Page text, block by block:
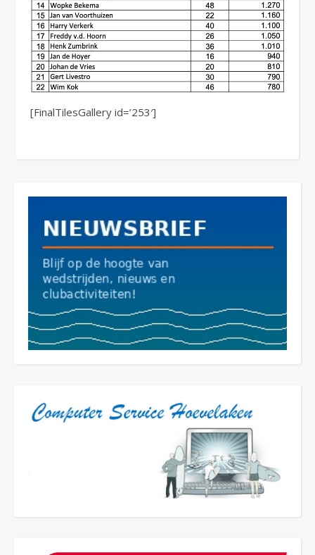
[FinalTilesGallery id=’253′]